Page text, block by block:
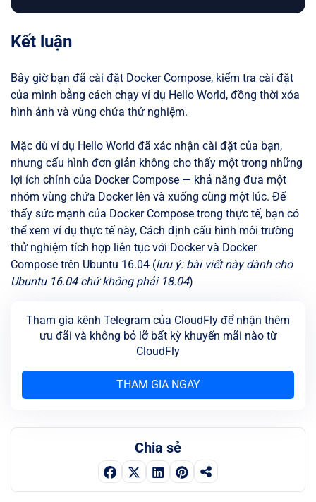
Kết luận
Bây giờ bạn đã cài đặt Docker Compose, kiểm tra cài đặt
của mình bằng cách chạy ví dụ Hello World, đồng thời xóa
hình ảnh và vùng chứa thử nghiệm.
Mặc dù ví dụ Hello World đã xác nhận cài đặt của bạn,
nhưng cấu hình đơn giản không cho thấy một trong những
lợi ích chính của Docker Compose — khả năng đưa một
nhóm vùng chứa Docker lên và xuống cùng một lúc. Để
thấy sức mạnh của Docker Compose trong thực tế, bạn có
thể xem ví dụ thực tế này, Cách định cấu hình môi trường
thử nghiệm tích hợp liên tục với Docker và Docker
Compose trên Ubuntu 16.04 (lưu ý: bài viết này dành cho
Ubuntu 16.04 chứ không phải 18.04)
Tham gia kênh Telegram của CloudFly để nhận thêm
ưu đãi và không bỏ lỡ bất kỳ khuyến mãi nào từ
CloudFly
THAM GIA NGAY
Chia sẻ